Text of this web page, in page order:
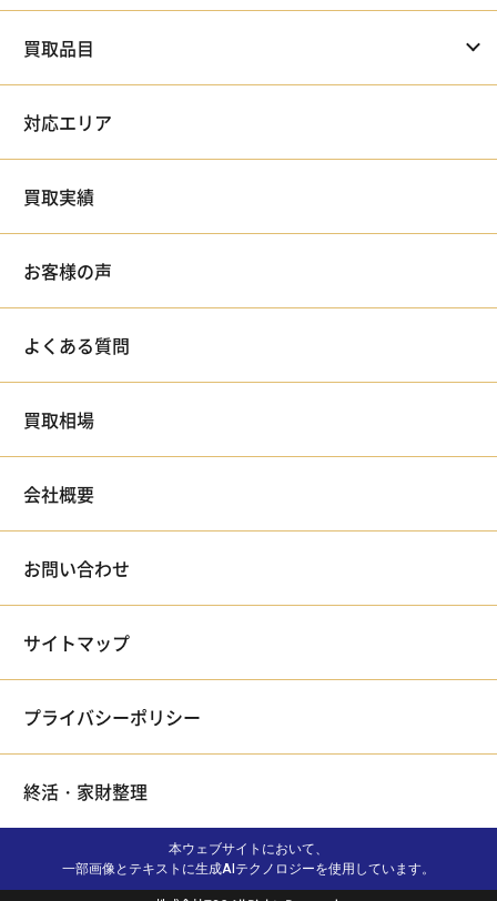
買取品目
対応エリア
買取実績
お客様の声
よくある質問
買取相場
会社概要
お問い合わせ
サイトマップ
プライバシーポリシー
終活・家財整理
本ウェブサイトにおいて、
一部画像とテキストに生成AIテクノロジーを使用しています。